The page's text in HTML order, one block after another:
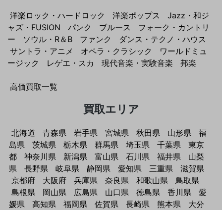
洋楽ロック・ハードロック 洋楽ポップス
Jazz・和ジ
ャズ・FUSION
パンク ブルース
フォーク・カントリ
ー
ソウル・R＆B ファンク
ダンス・テクノ・ハウス
サントラ・アニメ
オペラ・クラシック
ワールドミュ
ージック
レゲエ・スカ 現代音楽・実験音楽 邦楽
高価買取一覧
買取エリア
北海道 青森県 岩手県 宮城県 秋田県 山形県
福
島県
茨城県 栃木県 群馬県 埼玉県 千葉県
東京
都
神奈川県 新潟県 富山県 石川県 福井県
山梨
県
長野県 岐阜県 静岡県 愛知県 三重県
滋賀県
京都府
大阪府 兵庫県 奈良県 和歌山県
鳥取県
島根県
岡山県 広島県 山口県 徳島県 香川県
愛
媛県
高知県 福岡県 佐賀県 長崎県 熊本県
大分